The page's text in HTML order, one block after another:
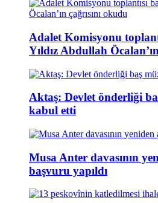
Adalet Komisyonu
Yıldız Abdullah
Aktaş: Devlet önderliği
kabul etti
Musa Anter davasının
başvuru yapıldı